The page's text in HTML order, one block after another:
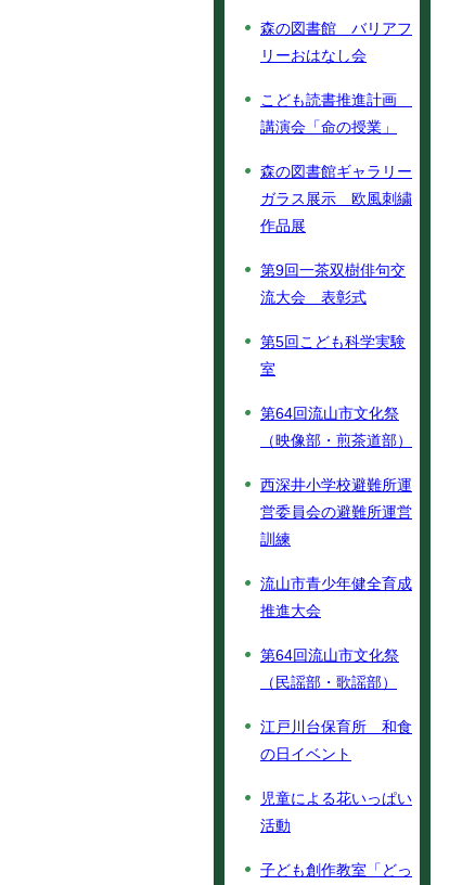
森の図書館 バリアフ
リーおはなし会
こども読書推進計画
講演会「命の授業」
森の図書館ギャラリー
ガラス展示 欧風刺繍
作品展
第9回一茶双樹俳句交
流大会 表彰式
第5回こども科学実験
室
第64回流山市文化祭
（映像部・煎茶道部）
西深井小学校避難所運
営委員会の避難所運営
訓練
流山市青少年健全育成
推進大会
第64回流山市文化祭
（民謡部・歌謡部）
江戸川台保育所 和食
の日イベント
児童による花いっぱい
活動
子ども創作教室「どっ